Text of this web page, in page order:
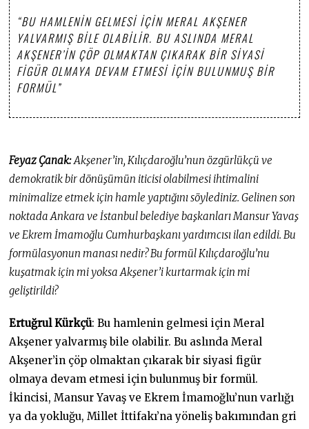
“BU HAMLENIN GELMESI IÇIN MERAL AKŞENER
YALVARMIŞ BILE OLABILIR. BU ASLINDA MERAL
AKŞENER’IN ÇÖP OLMAKTAN ÇIKARAK BIR SIYASI
FIGÜR OLMAYA DEVAM ETMESI IÇIN BULUNMUŞ BIR
FORMÜL”
Feyaz Çanak: Akşener’in, Kılıçdaroğlu’nun özgürlükçü ve
demokratik bir dönüşümün iticisi olabilmesi ihtimalini
minimalize etmek için hamle yaptığını söylediniz. Gelinen son
noktada Ankara ve İstanbul belediye başkanları Mansur Yavaş
ve Ekrem İmamoğlu Cumhurbaşkanı yardımcısı ilan edildi. Bu
formülasyonun manası nedir? Bu formül Kılıçdaroğlu’nu
kuşatmak için mi yoksa Akşener’i kurtarmak için mi
geliştirildi?
Ertuğrul Kürkçü: Bu hamlenin gelmesi için Meral
Akşener yalvarmış bile olabilir. Bu aslında Meral
Akşener’in çöp olmaktan çıkarak bir siyasi figür
olmaya devam etmesi için bulunmuş bir formül.
İkincisi, Mansur Yavaş ve Ekrem İmamoğlu’nun varlığı
ya da yokluğu, Millet İttifakı’na yöneliş bakımından gri